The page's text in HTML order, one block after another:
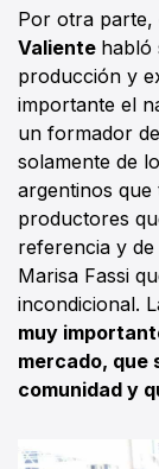
Por otra parte,
Valiente habló
producción y
importante el
un formador
solamente de
argentinos
productores
referencia y de
Marisa Fassi
incondicional.
muy
mercado, que
comunidad y